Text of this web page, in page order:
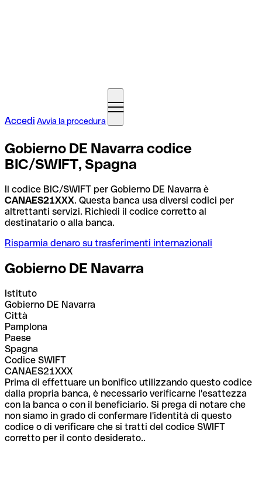
Accedi Avvia la procedura
Gobierno DE Navarra codice
BIC/SWIFT, Spagna
Il codice BIC/SWIFT per Gobierno DE Navarra è
CANAES21XXX. Questa banca usa diversi codici per
altrettanti servizi. Richiedi il codice corretto al
destinatario o alla banca.
Risparmia denaro su trasferimenti internazionali
Gobierno DE Navarra
Istituto
Gobierno DE Navarra
Città
Pamplona
Paese
Spagna
Codice SWIFT
CANAES21XXX
Prima di effettuare un bonifico utilizzando questo codice
dalla propria banca, è necessario verificarne l'esattezza
con la banca o con il beneficiario. Si prega di notare che
non siamo in grado di confermare l'identità di questo
codice o di verificare che si tratti del codice SWIFT
corretto per il conto desiderato..